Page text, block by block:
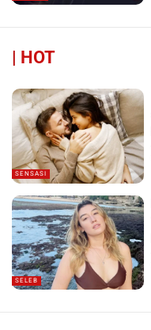
| HOT
SENSASI
SELEB